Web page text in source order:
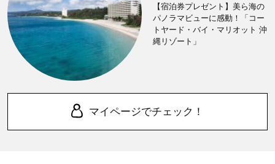
【宿泊券プレゼント】美ら海の
パノラマビューに感動！「コー
トヤード・バイ・マリオット 沖
縄リゾート」
マイページでチェック！